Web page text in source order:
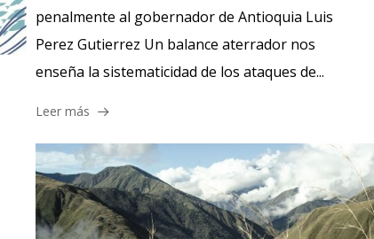
penalmente al gobernador de Antioquia Luis
Perez Gutierrez Un balance aterrador nos
enseña la sistematicidad de los ataques de...
Leer más